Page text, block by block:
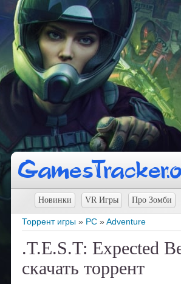
Новинки VR Игры Про Зомби
Торрент игры » PC »Adventure
.T.E.S.T: Expected
скачать торрент